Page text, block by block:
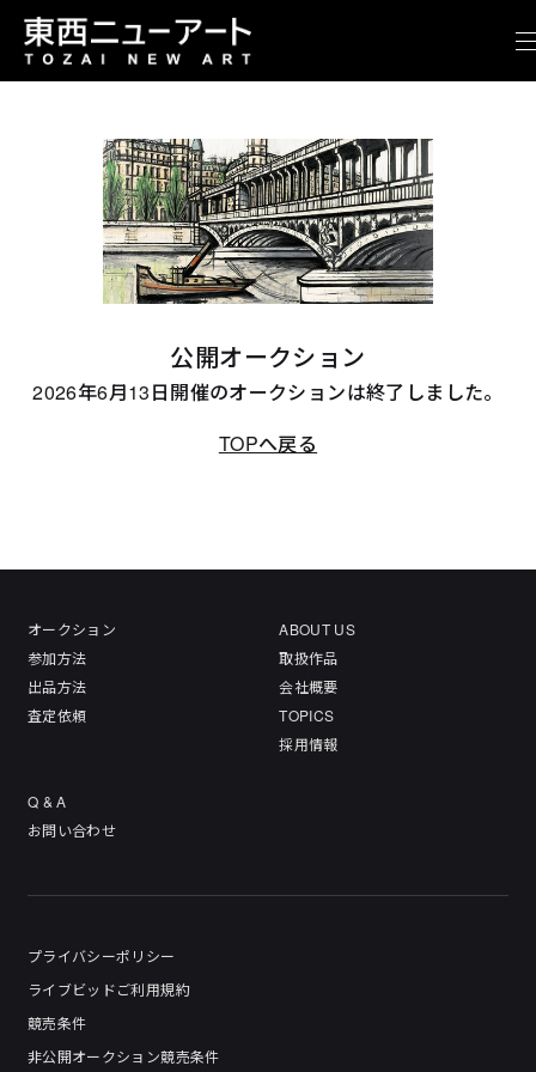
公開オークション
2026年6月13日開催のオークションは終了しました。
TOPへ戻る
オークション
参加方法
出品方法
査定依頼
ABOUT US
取扱作品
会社概要
TOPICS
採用情報
Q & A
お問い合わせ
プライバシーポリシー
ライブビッドご利用規約
競売条件
非公開オークション競売条件